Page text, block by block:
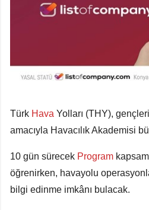
Türk Hava Yolları (THY),
amacıyla Havacılık Akademisi
10 gün sürecek Program
öğrenirken, havayolu
bilgi edinme imkânı bulacak.